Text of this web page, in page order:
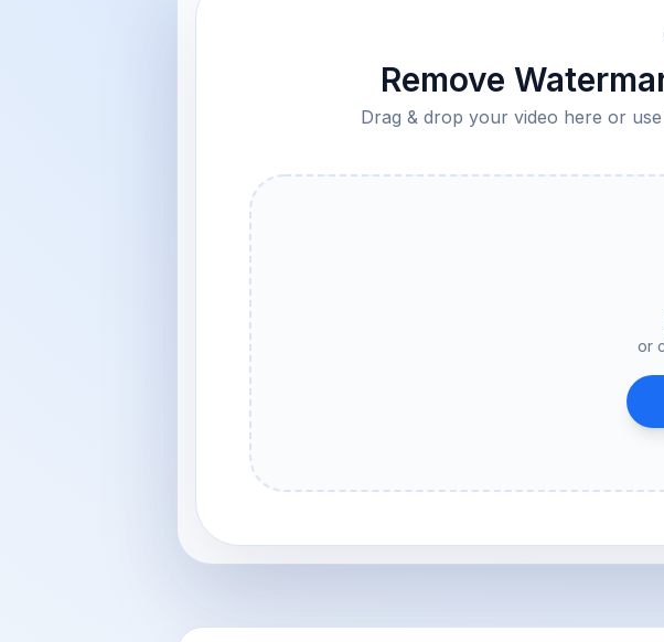
Remove
Drag & drop your video here or
or